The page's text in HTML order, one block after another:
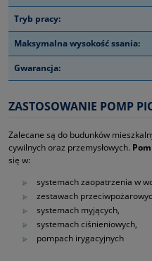
Tryb pracy:
Maksymalna wysokość ssania:
Gwarancja:
ZASTOSOWANIE POMP
Zalecane są do budunków
cywilnych oraz przemysłowych.
się w:
systemach zaopatrzenia w
zestawach
systemach myjących,
systemach ciśnieniowych,
pompach irygacyjnych